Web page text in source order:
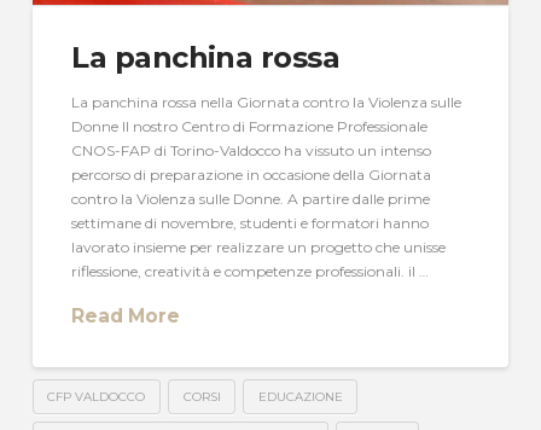
La panchina rossa
La panchina rossa nella Giornata contro la Violenza sulle
Donne Il nostro Centro di Formazione Professionale
CNOS-FAP di Torino-Valdocco ha vissuto un intenso
percorso di preparazione in occasione della Giornata
contro la Violenza sulle Donne. A partire dalle prime
settimane di novembre, studenti e formatori hanno
lavorato insieme per realizzare un progetto che unisse
riflessione, creatività e competenze professionali. il …
Read More
CFP VALDOCCO CORSI EDUCAZIONE